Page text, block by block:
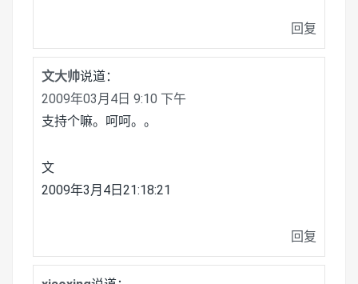
回复
文大帅说道：
2009年03月4日 9:10 下午
支持个嘛。呵呵。。
文
2009年3月4日21:18:21
回复